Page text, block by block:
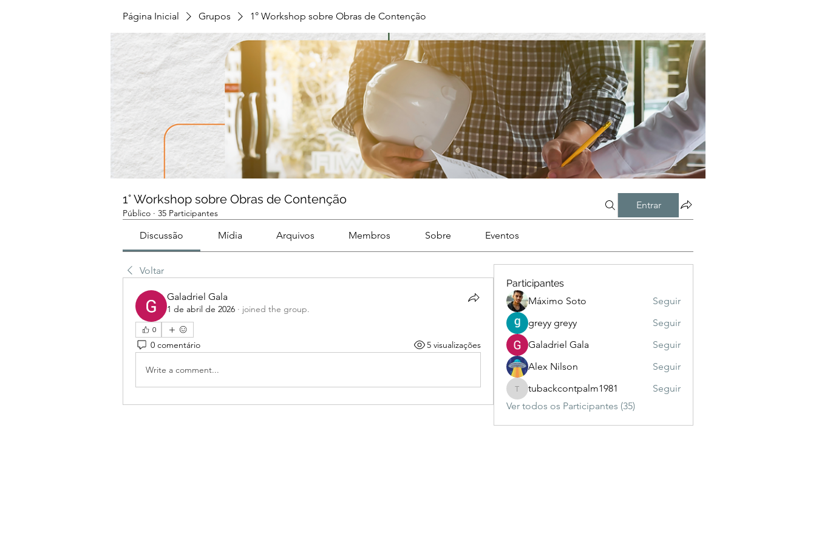
Página Inicial Grupos 1° Workshop sobre Obras de Contenção
1° Workshop sobre Obras de Contenção
Público · 35 Participantes
Entrar
Discussão Mídia Arquivos Membros Sobre Eventos
Voltar
Galadriel Gala
1 de abril de 2026 · joined the group.
0
0 comentário 5 visualizações
Write a comment...
Participantes
Máximo Soto
Seguir
greyy greyy
Seguir
Galadriel Gala
Seguir
Alex Nilson
Seguir
tubackcontpalm1981
tubackcontpalm1981
Seguir
Ver todos os Participantes (35)